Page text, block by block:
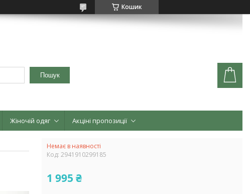
Кошик
Пошук
Жіночій одяг Акціні пропозиції
Немає в наявності
Код: 2941910299185
1 995 ₴